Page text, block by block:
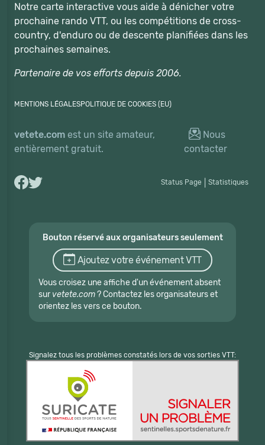
Notre carte interactive vous aide à dénicher votre
prochaine rando VTT, ou les compétitions de cross-
country, d'enduro ou de descente planifiées dans les
prochaines semaines.
Partenaire de vos efforts depuis 2006.
MENTIONS LÉGALESPOLITIQUE DE COOKIES (EU)
vetete.com est un site amateur,
entièrement gratuit.
Nous
contacter
Status Page Statistiques
Bouton réservé aux organisateurs seulement
Ajoutez votre événement VTT
Vous croisez une affiche d'un événement absent
sur vetete.com? Contactez les organisateurs et
orientez les vers ce bouton.
Signalez tous les problèmes constatés lors de vos sorties VTT: